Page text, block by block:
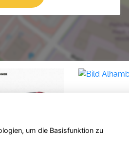
um die Basisfunktion zu